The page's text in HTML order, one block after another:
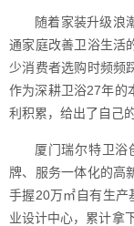
随着家装升级浪
通家庭改善卫浴生活
少消费者选购时频频
作为深耕卫浴27年的
利积累，给出了自己
厦门瑞尔特卫浴
牌、服务一体化的高
手握20万㎡自有生产
业设计中心，累计拿